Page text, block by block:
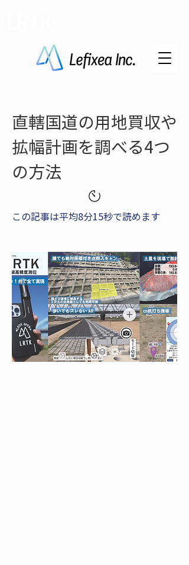
直轄国道の用地買収や
拡幅計画を調べる4つ
の方法
この記事は平均8分15秒で読めます